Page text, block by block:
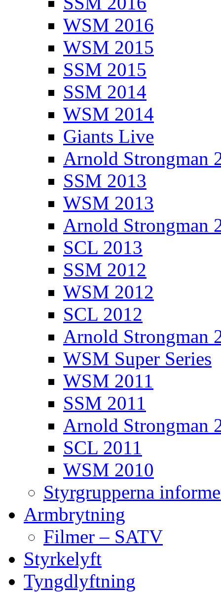
WSM 2016
WSM 2015
SSM 2015
SSM 2014
WSM 2014
Giants Live
Arnold Strongman
SSM 2013
WSM 2013
Arnold Strongman
SCL 2013
SSM 2012
WSM 2012
SCL 2012
Arnold Strongman
WSM Super Series
WSM 2011
SSM 2011
Arnold Strongman
SCL 2011
WSM 2010
Styrgrupperna
Armbrytning
Filmer – SATV
Styrkelyft
Tyngdlyftning